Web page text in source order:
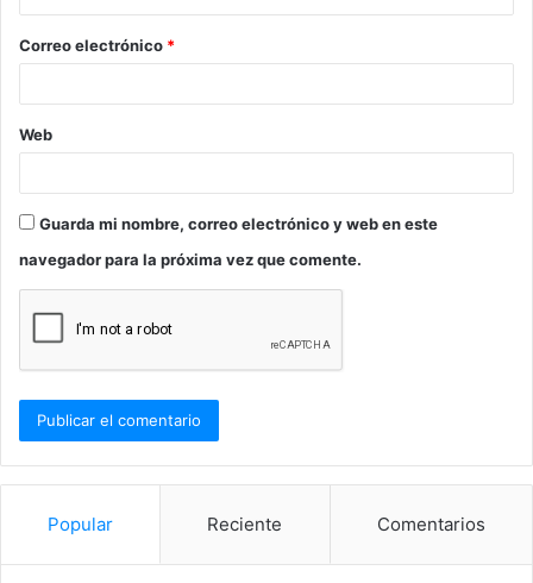
*
Correo electrónico *
Web
Guarda mi nombre, correo electrónico y web en este
navegador para la próxima vez que comente.
Popular Reciente Comentarios